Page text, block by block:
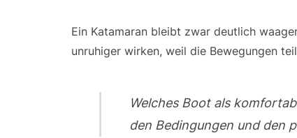
Ein Katamaran bleibt zwar deutlich
unruhiger wirken, weil die Bewegungen
Welches Boot als
den Bedingungen und den